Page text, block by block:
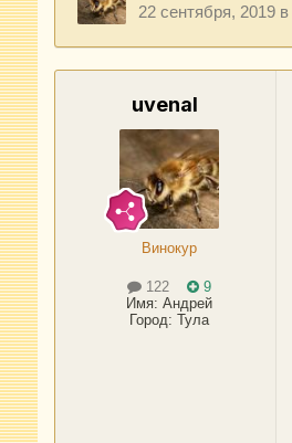
22 сентября, 2019в
uvenal
Винокур
122
9
Имя:Андрей
Город:Тула